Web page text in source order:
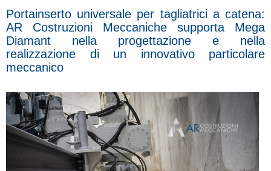
Portainserto universale per tagliatrici a catena:
AR Costruzioni Meccaniche supporta Mega
Diamant nella progettazione e nella
realizzazione di un innovativo particolare
meccanico